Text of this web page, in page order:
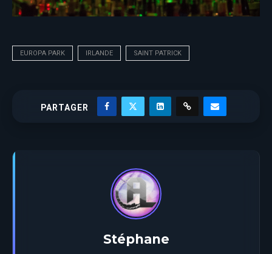
EUROPA PARK IRLANDE SAINT PATRICK
PARTAGER
Stéphane